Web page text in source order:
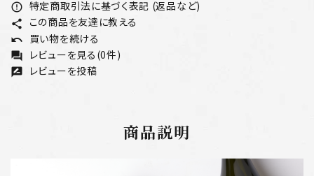
error_outline 特定商取引法に基づく表記 (返品など)
share この商品を友達に教える
undo 買い物を続ける
forum レビューを見る(0件)
rate_review レビューを投稿
商品説明